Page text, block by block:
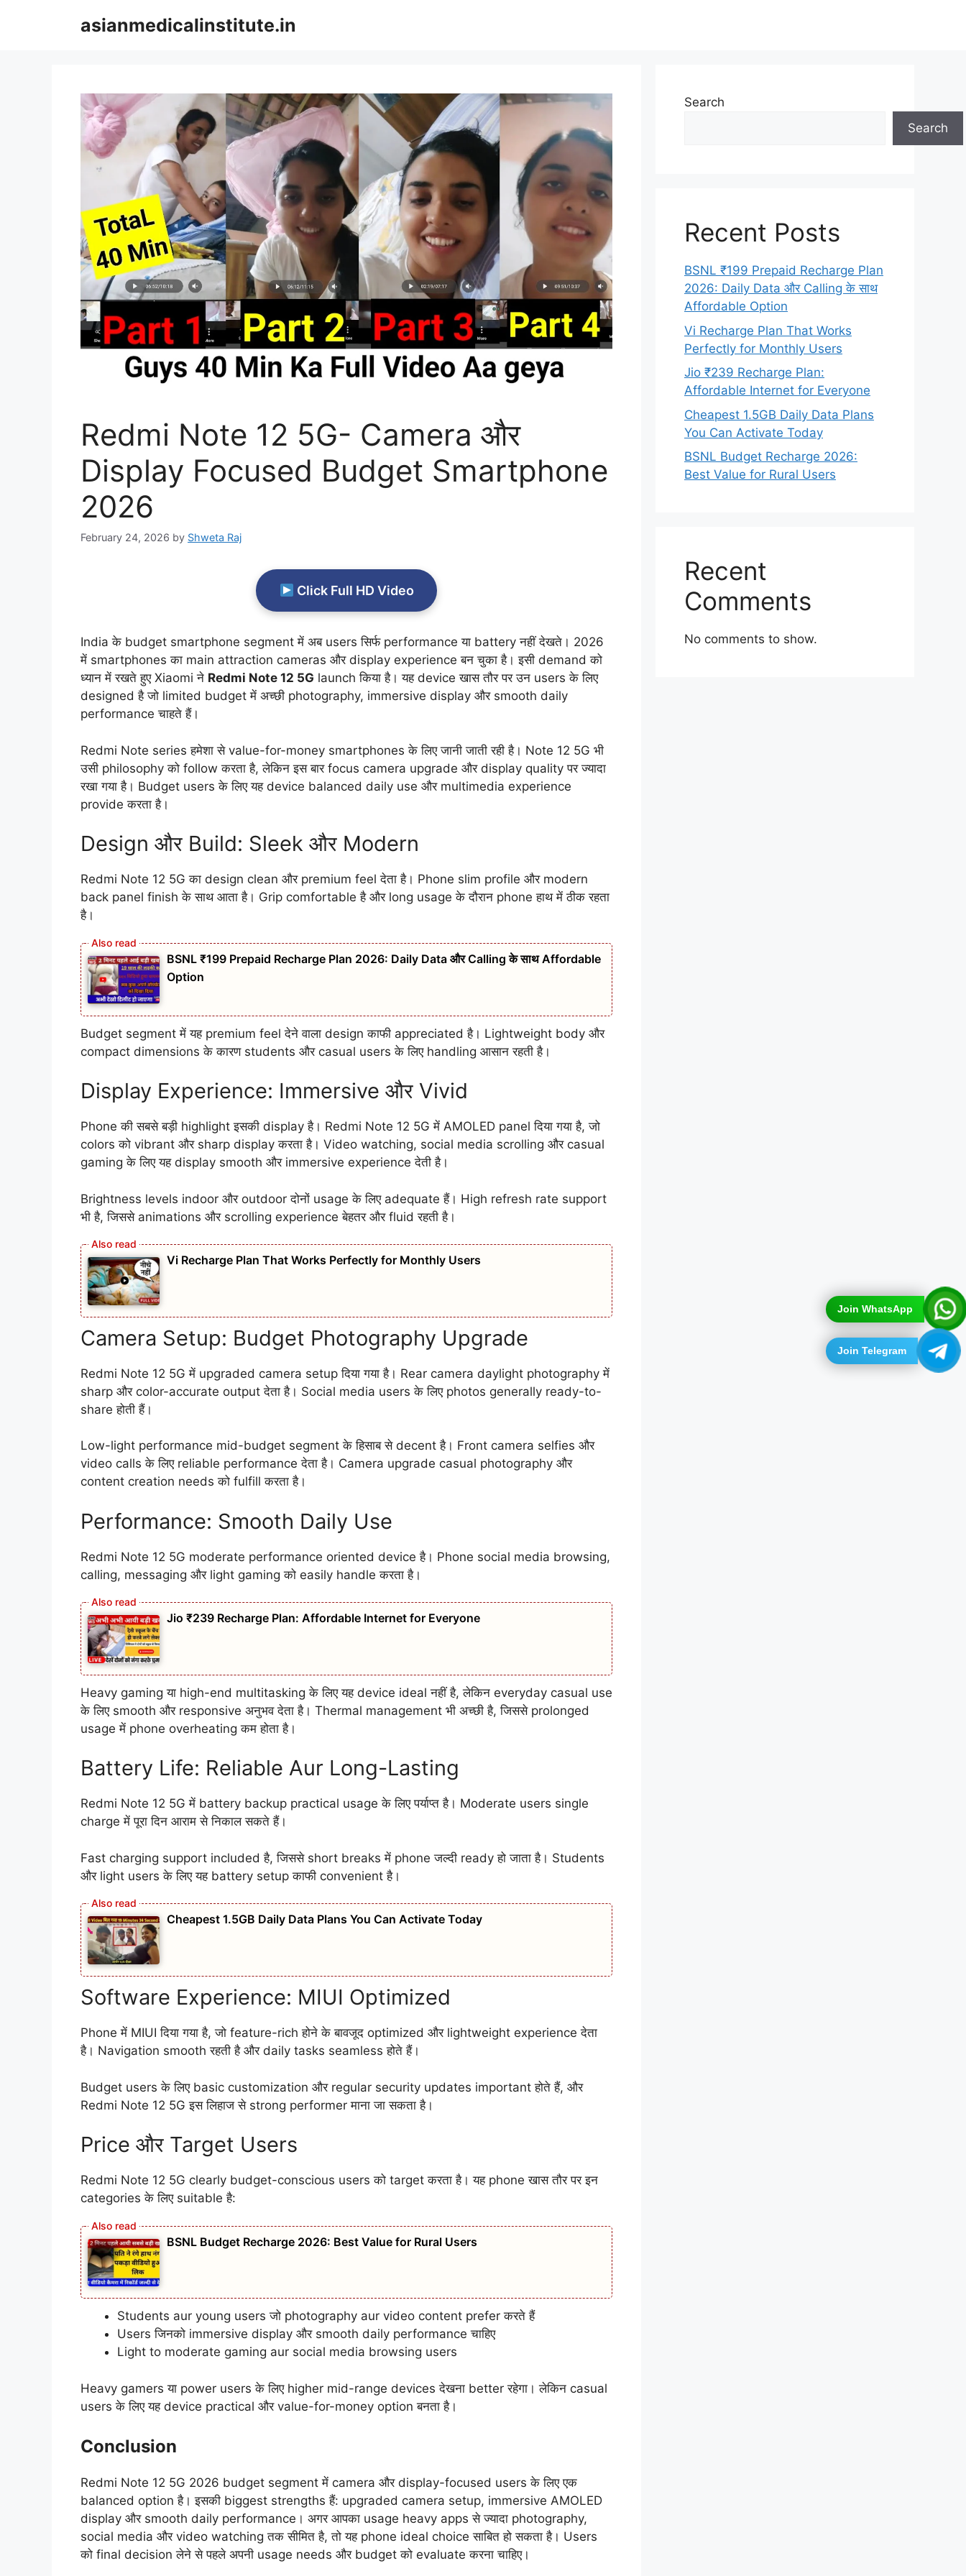
Join WhatsApp
Join Telegram
asianmedicalinstitute.in
Redmi Note 12 5G- Camera और
Display Focused Budget Smartphone
2026
February 24, 2026 by Shweta Raj
Click Full HD Video
India के budget smartphone segment में अब users सिर्फ performance या battery नहीं देखते। 2026
में smartphones का main attraction cameras और display experience बन चुका है। इसी demand को
ध्यान में रखते हुए Xiaomi ने Redmi Note 12 5G launch किया है। यह device खास तौर पर उन users के लिए
designed है जो limited budget में अच्छी photography, immersive display और smooth daily
performance चाहते हैं।
Redmi Note series हमेशा से value-for-money smartphones के लिए जानी जाती रही है। Note 12 5G भी
उसी philosophy को follow करता है, लेकिन इस बार focus camera upgrade और display quality पर ज्यादा
रखा गया है। Budget users के लिए यह device balanced daily use और multimedia experience
provide करता है।
Design और Build: Sleek और Modern
Redmi Note 12 5G का design clean और premium feel देता है। Phone slim profile और modern
back panel finish के साथ आता है। Grip comfortable है और long usage के दौरान phone हाथ में ठीक रहता
है।
BSNL ₹199 Prepaid Recharge Plan 2026: Daily Data और Calling के साथ Affordable
Option
Budget segment में यह premium feel देने वाला design काफी appreciated है। Lightweight body और
compact dimensions के कारण students और casual users के लिए handling आसान रहती है।
Display Experience: Immersive और Vivid
Phone की सबसे बड़ी highlight इसकी display है। Redmi Note 12 5G में AMOLED panel दिया गया है, जो
colors को vibrant और sharp display करता है। Video watching, social media scrolling और casual
gaming के लिए यह display smooth और immersive experience देती है।
Brightness levels indoor और outdoor दोनों usage के लिए adequate हैं। High refresh rate support
भी है, जिससे animations और scrolling experience बेहतर और fluid रहती है।
Vi Recharge Plan That Works Perfectly for Monthly Users
Camera Setup: Budget Photography Upgrade
Redmi Note 12 5G में upgraded camera setup दिया गया है। Rear camera daylight photography में
sharp और color-accurate output देता है। Social media users के लिए photos generally ready-to-
share होती हैं।
Low-light performance mid-budget segment के हिसाब से decent है। Front camera selfies और
video calls के लिए reliable performance देता है। Camera upgrade casual photography और
content creation needs को fulfill करता है।
Performance: Smooth Daily Use
Redmi Note 12 5G moderate performance oriented device है। Phone social media browsing,
calling, messaging और light gaming को easily handle करता है।
Jio ₹239 Recharge Plan: Affordable Internet for Everyone
Heavy gaming या high-end multitasking के लिए यह device ideal नहीं है, लेकिन everyday casual use
के लिए smooth और responsive अनुभव देता है। Thermal management भी अच्छी है, जिससे prolonged
usage में phone overheating कम होता है।
Battery Life: Reliable Aur Long-Lasting
Redmi Note 12 5G में battery backup practical usage के लिए पर्याप्त है। Moderate users single
charge में पूरा दिन आराम से निकाल सकते हैं।
Fast charging support included है, जिससे short breaks में phone जल्दी ready हो जाता है। Students
और light users के लिए यह battery setup काफी convenient है।
Cheapest 1.5GB Daily Data Plans You Can Activate Today
Software Experience: MIUI Optimized
Phone में MIUI दिया गया है, जो feature-rich होने के बावजूद optimized और lightweight experience देता
है। Navigation smooth रहती है और daily tasks seamless होते हैं।
Budget users के लिए basic customization और regular security updates important होते हैं, और
Redmi Note 12 5G इस लिहाज से strong performer माना जा सकता है।
Price और Target Users
Redmi Note 12 5G clearly budget-conscious users को target करता है। यह phone खास तौर पर इन
categories के लिए suitable है:
BSNL Budget Recharge 2026: Best Value for Rural Users
Students aur young users जो photography aur video content prefer करते हैं
Users जिनको immersive display और smooth daily performance चाहिए
Light to moderate gaming aur social media browsing users
Heavy gamers या power users के लिए higher mid-range devices देखना better रहेगा। लेकिन casual
users के लिए यह device practical और value-for-money option बनता है।
Conclusion
Redmi Note 12 5G 2026 budget segment में camera और display-focused users के लिए एक
balanced option है। इसकी biggest strengths हैं: upgraded camera setup, immersive AMOLED
display और smooth daily performance। अगर आपका usage heavy apps से ज्यादा photography,
social media और video watching तक सीमित है, तो यह phone ideal choice साबित हो सकता है। Users
को final decision लेने से पहले अपनी usage needs और budget को evaluate करना चाहिए।
Search
Search
Recent Posts
BSNL ₹199 Prepaid Recharge Plan
2026: Daily Data और Calling के साथ
Affordable Option
Vi Recharge Plan That Works
Perfectly for Monthly Users
Jio ₹239 Recharge Plan:
Affordable Internet for Everyone
Cheapest 1.5GB Daily Data Plans
You Can Activate Today
BSNL Budget Recharge 2026:
Best Value for Rural Users
Recent
Comments
No comments to show.